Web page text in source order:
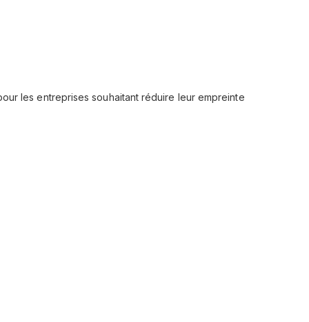
les entreprises souhaitant réduire leur empreinte